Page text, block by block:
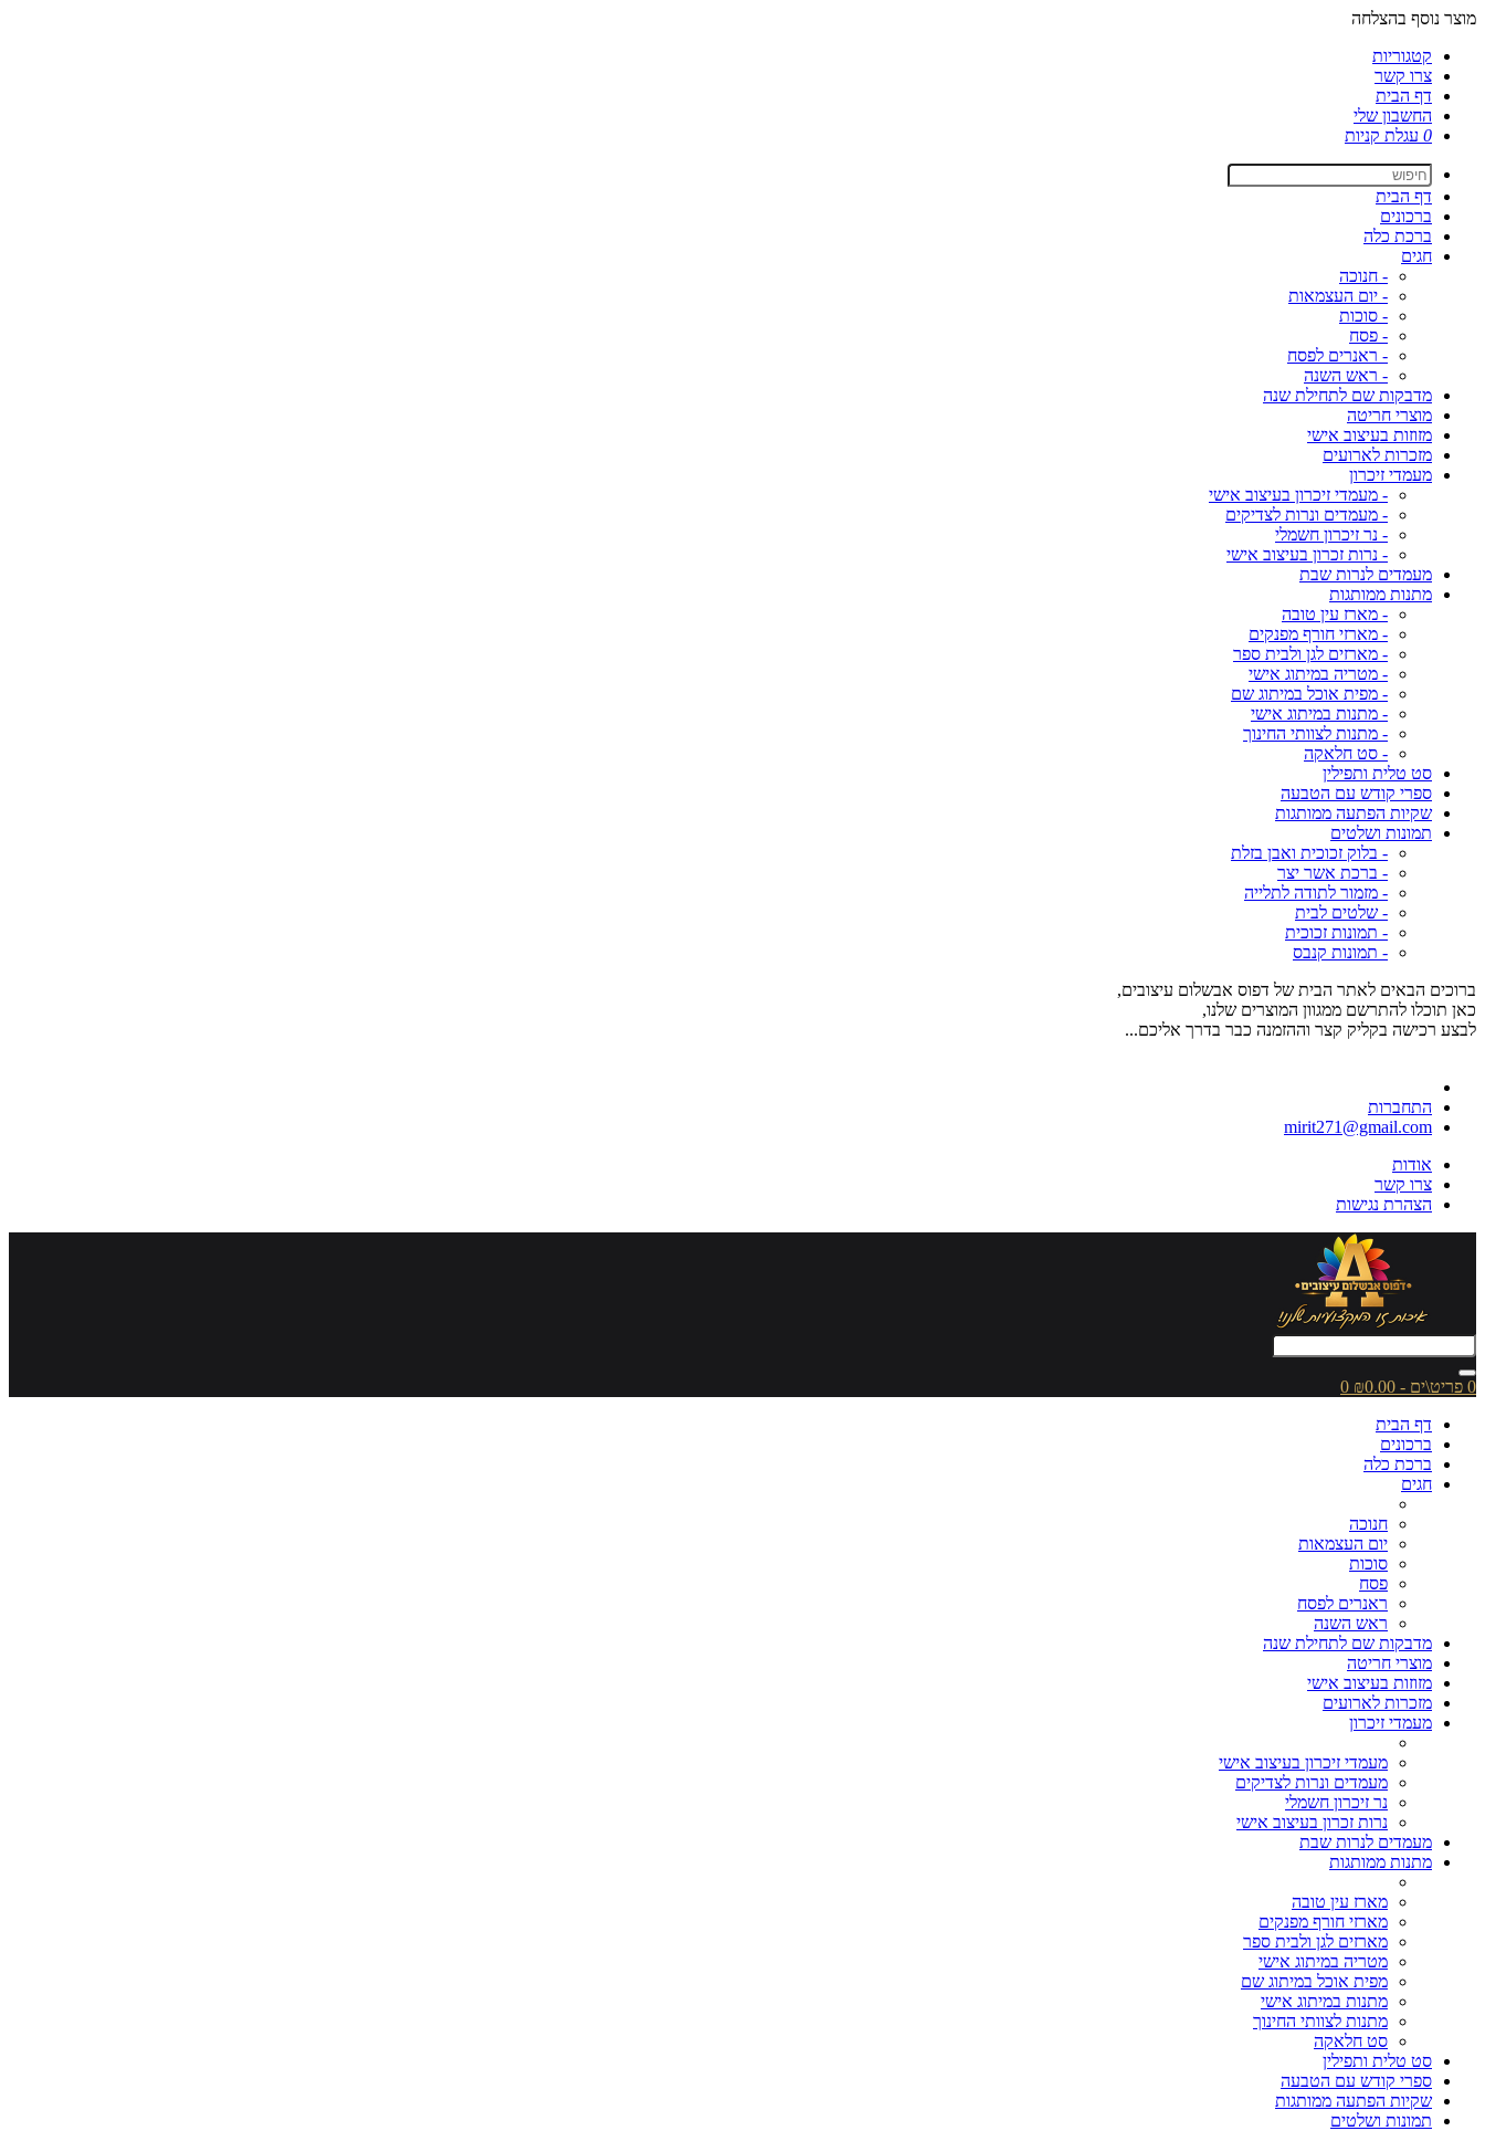
מוצר נוסף בהצלחה
קטגוריות
צרו קשר
דף הבית
החשבון שלי
0 עגלת קניות
דף הבית
ברכונים
ברכת כלה
חגים
- חנוכה
- יום העצמאות
- סוכות
- פסח
- ראנרים לפסח
- ראש השנה
מדבקות שם לתחילת שנה
מוצרי חריטה
מזוזות בעיצוב אישי
מזכרות לארועים
מעמדי זיכרון
- מעמדי זיכרון בעיצוב אישי
- מעמדים ונרות לצדיקים
- נר זיכרון חשמלי
- נרות זכרון בעיצוב אישי
מעמדים לנרות שבת
מתנות ממותגות
- מארז עין טובה
- מארזי חורף מפנקים
- מארזים לגן ולבית ספר
- מטריה במיתוג אישי
- מפית אוכל במיתוג שם
- מתנות במיתוג אישי
- מתנות לצוותי החינוך
- סט חלאקה
סט טלית ותפילין
ספרי קודש עם הטבעה
שקיות הפתעה ממותגות
תמונות ושלטים
- בלוק זכוכית ואבן בזלת
- ברכת אשר יצר
- מזמור לתודה לתלייה
- שלטים לבית
- תמונות זכוכית
- תמונות קנבס
ברוכים הבאים לאתר הבית של דפוס אבשלום עיצובים,
כאן תוכלו להתרשם ממגוון המוצרים שלנו,
לבצע רכישה בקליק קצר וההזמנה כבר בדרך אליכם...
התחברות
mirit271@gmail.com
אודות
צרו קשר
הצהרת נגישות
0 פריט\ים - ₪0.00
0
דף הבית
ברכונים
ברכת כלה
חגים
חנוכה
יום העצמאות
סוכות
פסח
ראנרים לפסח
ראש השנה
מדבקות שם לתחילת שנה
מוצרי חריטה
מזוזות בעיצוב אישי
מזכרות לארועים
מעמדי זיכרון
מעמדי זיכרון בעיצוב אישי
מעמדים ונרות לצדיקים
נר זיכרון חשמלי
נרות זכרון בעיצוב אישי
מעמדים לנרות שבת
מתנות ממותגות
מארז עין טובה
מארזי חורף מפנקים
מארזים לגן ולבית ספר
מטריה במיתוג אישי
מפית אוכל במיתוג שם
מתנות במיתוג אישי
מתנות לצוותי החינוך
סט חלאקה
סט טלית ותפילין
ספרי קודש עם הטבעה
שקיות הפתעה ממותגות
תמונות ושלטים